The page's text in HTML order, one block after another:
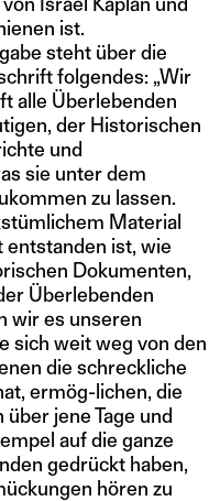
ist.
steht über die
folgendes: „Wir
alle Überlebenden
der Historischen
und
sie unter dem
zu lassen.
Material
entstanden ist, wie
Dokumenten,
Überlebenden
wir es unseren
sich weit weg von den
die schreckliche
ermög-lichen, die
jene Tage und
auf die ganze
gedrückt haben,
hören zu